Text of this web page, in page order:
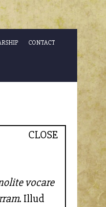
CONTACT
CLOSE
vocare
. Illud